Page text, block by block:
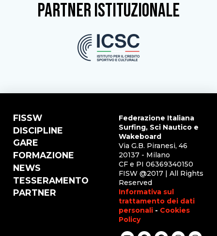
partner istituzionale
FISSW
DISCIPLINE
GARE
FORMAZIONE
NEWS
TESSERAMENTO
PARTNER
Federazione Italiana
Surfing, Sci Nautico e
Wakeboard
Via G.B. Piranesi, 46
20137 - Milano
CF e PI 06369340150
FISW @2017 | All Rights
Reserved
Informativa sul
trattamento dei dati
personali - Cookies
Policy